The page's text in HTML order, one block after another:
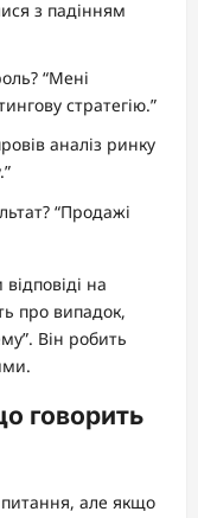
з падінням
“Мені
стратегію.”
аналіз ринку
“Продажі
на
про випадок,
Він робить
говорить
але якщо